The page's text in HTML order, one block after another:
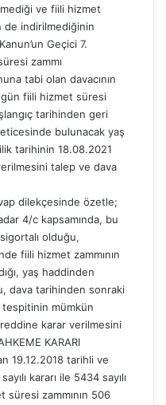
ve fiili hizmet
de indirilmediğinin
Geçici 7.
zammı
tabi olan davacının
gün fiili hizmet süresi
tarihinden geri
bulunacak yaş
tarihinin 18.08.2021
talep ve dava
dilekçesinde özetle;
4/c kapsamında, bu
olduğu,
fiili hizmet zammının
yaş haddinden
dava tarihinden sonraki
mümkün
reddine karar verilmesini
KARARI
19.12.2018 tarihli ve
kararı ile 5434 sayılı
süresi zammının 506